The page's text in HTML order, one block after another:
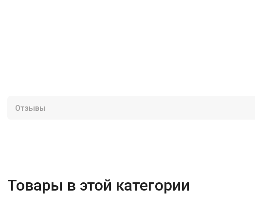
Отзывы
Товары в этой категории